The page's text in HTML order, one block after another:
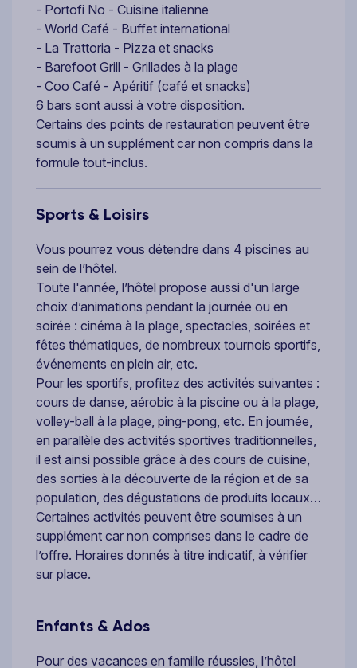
- Portofi No - Cuisine italienne
- World Café - Buffet international
- La Trattoria - Pizza et snacks
- Barefoot Grill - Grillades à la plage
- Coo Café - Apéritif (café et snacks)
6 bars sont aussi à votre disposition.
Certains des points de restauration peuvent être
soumis à un supplément car non compris dans la
formule tout-inclus.
Sports & Loisirs
Vous pourrez vous détendre dans 4 piscines au
sein de l’hôtel.
Toute l'année, l’hôtel propose aussi d'un large
choix d’animations pendant la journée ou en
soirée : cinéma à la plage, spectacles, soirées et
fêtes thématiques, de nombreux tournois sportifs,
événements en plein air, etc.
Pour les sportifs, profitez des activités suivantes :
cours de danse, aérobic à la piscine ou à la plage,
volley-ball à la plage, ping-pong, etc. En journée,
en parallèle des activités sportives traditionnelles,
il est ainsi possible grâce à des cours de cuisine,
des sorties à la découverte de la région et de sa
population, des dégustations de produits locaux…
Certaines activités peuvent être soumises à un
supplément car non comprises dans le cadre de
l’offre. Horaires donnés à titre indicatif, à vérifier
sur place.
Enfants & Ados
Pour des vacances en famille réussies, l’hôtel